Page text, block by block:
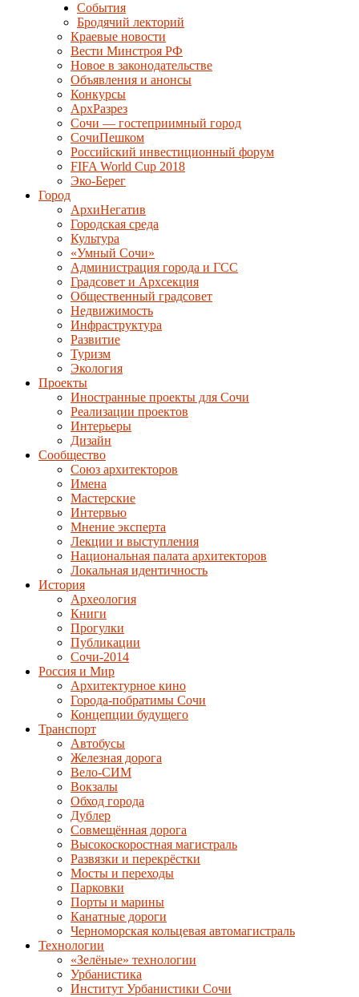
События
Бродячий лекторий
Краевые новости
Вести Минстроя РФ
Новое в законодательстве
Объявления и анонсы
Конкурсы
АрхРазрез
Сочи — гостеприимный город
СочиПешком
Российский инвестиционный форум
FIFA World Cup 2018
Эко-Берег
Город
АрхиНегатив
Городская среда
Культура
«Умный Сочи»
Администрация города и ГСС
Градсовет и Архсекция
Общественный градсовет
Недвижимость
Инфраструктура
Развитие
Туризм
Экология
Проекты
Иностранные проекты для Сочи
Реализации проектов
Интерьеры
Дизайн
Сообщество
Союз архитекторов
Имена
Мастерские
Интервью
Мнение эксперта
Лекции и выступления
Национальная палата архитекторов
Локальная идентичность
История
Археология
Книги
Прогулки
Публикации
Сочи-2014
Россия и Мир
Архитектурное кино
Города-побратимы Сочи
Концепции будущего
Транспорт
Автобусы
Железная дорога
Вело-СИМ
Вокзалы
Обход города
Дублер
Совмещённая дорога
Высокоскоростная магистраль
Развязки и перекрёстки
Мосты и переходы
Парковки
Порты и марины
Канатные дороги
Черноморская кольцевая автомагистраль
Технологии
«Зелёные» технологии
Урбанистика
Институт Урбанистики Сочи